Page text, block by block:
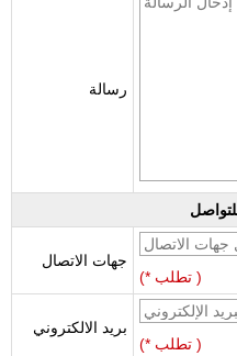
رسالة
جهات الاتصال
(* تطلب )
بريد الالكتروني
(* تطلب )